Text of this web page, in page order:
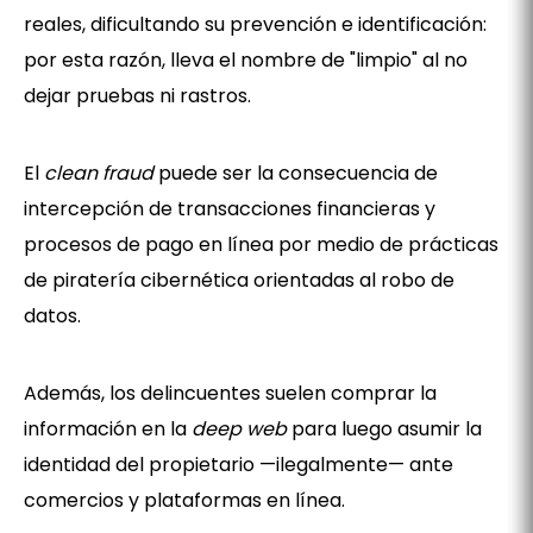
reales, dificultando su prevención e identificación:
por esta razón, lleva el nombre de "limpio" al no
dejar pruebas ni rastros.
El clean fraudpuede ser la consecuencia de
intercepción de transacciones financieras y
procesos de pago en línea por medio de prácticas
de piratería cibernética orientadas al robo de
datos.
Además, los delincuentes suelen comprar la
información en la deep webpara luego asumir la
identidad del propietario —ilegalmente— ante
comercios y plataformas en línea.